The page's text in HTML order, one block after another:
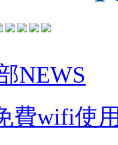
NEWS
費wifi使